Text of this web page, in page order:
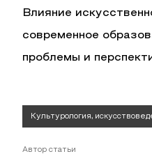
Влияние
современное
проблемы и
Культурология,
Автор статьи